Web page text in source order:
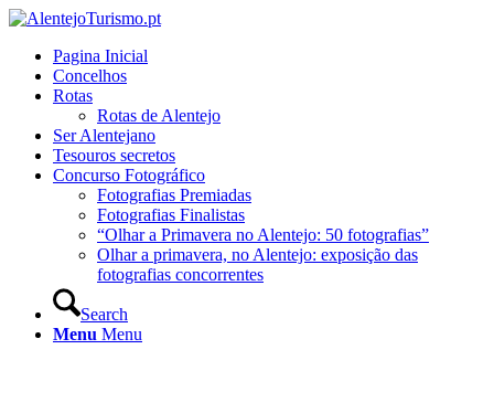
Pagina Inicial
Concelhos
Rotas
Rotas de Alentejo
Ser Alentejano
Tesouros secretos
Concurso Fotográfico
Fotografias Premiadas
Fotografias Finalistas
“Olhar a Primavera no Alentejo: 50 fotografias”
Olhar a primavera, no Alentejo: exposição das
fotografias concorrentes
Search
Menu Menu